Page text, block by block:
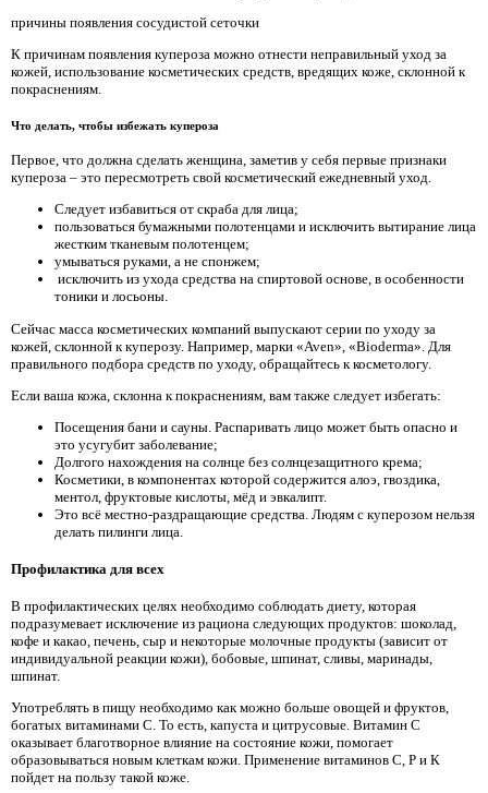
причины появления сосудистой сеточки
К причинам появления купероза можно отнести неправильный уход за
кожей, использование косметических средств, вредящих коже, склонной к
покраснениям.
Что делать, чтобы избежать купероза
Первое, что должна сделать женщина, заметив у себя первые признаки
купероза – это пересмотреть свой косметический ежедневный уход.
Следует избавиться от скраба для лица;
пользоваться бумажными полотенцами и исключить вытирание лица
жестким тканевым полотенцем;
умываться руками, а не спонжем;
исключить из ухода средства на спиртовой основе, в особенности
тоники и лосьоны.
Сейчас масса косметических компаний выпускают серии по уходу за
кожей, склонной к куперозу. Например, марки «Aven», «Вiodermа». Для
правильного подбора средств по уходу, обращайтесь к косметологу.
Если ваша кожа, склонна к покраснениям, вам также следует избегать:
Посещения бани и сауны. Распаривать лицо может быть опасно и
это усугубит заболевание;
Долгого нахождения на солнце без солнцезащитного крема;
Косметики, в компонентах которой содержится алоэ, гвоздика,
ментол, фруктовые кислоты, мёд и эвкалипт.
Это всё местно-раздращающие средства. Людям с куперозом нельзя
делать пилинги лица.
Профилактика для всех
В профилактических целях необходимо соблюдать диету, которая
подразумевает исключение из рациона следующих продуктов: шоколад,
кофе и какао, печень, сыр и некоторые молочные продукты (зависит от
индивидуальной реакции кожи), бобовые, шпинат, сливы, маринады,
шпинат.
Употреблять в пищу необходимо как можно больше овощей и фруктов,
богатых витаминами С. То есть, капуста и цитрусовые. Витамин С
оказывает благотворное влияние на состояние кожи, помогает
образовываться новым клеткам кожи. Применение витаминов С, Р и К
пойдет на пользу такой коже.